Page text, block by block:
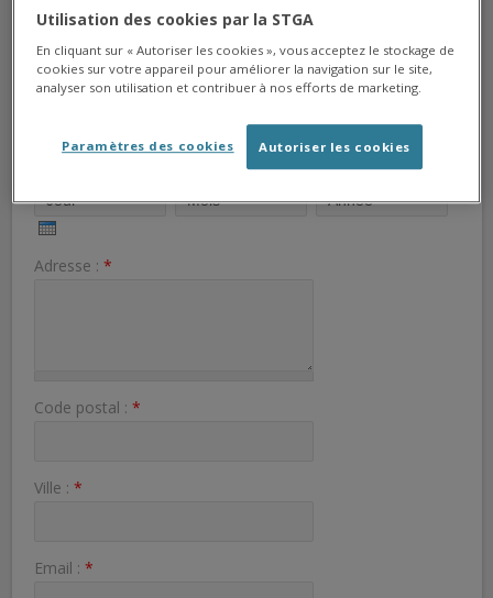
Prénom :*
Date de naissance du réclamant :*
Adresse : *
Code postal : *
Ville : *
Email : *
Utilisation des cookies par la STGA
En cliquant sur « Autoriser les cookies », vous acceptez le stockage de
cookies sur votre appareil pour améliorer la navigation sur le site,
analyser son utilisation et contribuer à nos efforts de marketing.
Autoriser les cookies
Paramètres des cookies